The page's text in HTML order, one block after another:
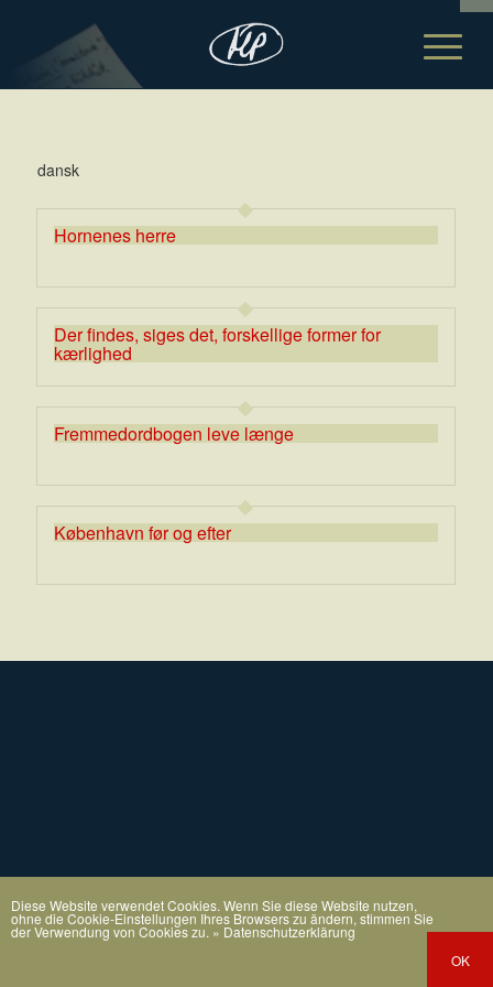
dansk
Hornenes herre
Der findes, siges det, forskellige former for
kærlighed
Fremmedordbogen leve længe
København før og efter
Diese Website verwendet Cookies. Wenn Sie diese Website nutzen,
ohne die Cookie-Einstellungen Ihres Browsers zu ändern, stimmen Sie
der Verwendung von Cookies zu. » Datenschutzerklärung
OK